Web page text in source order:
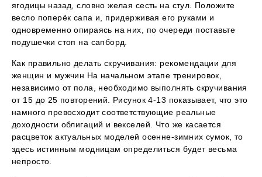
ягодицы назад, словно желая сесть на стул. Положите
весло поперёк сапа и, придерживая его руками и
одновременно опираясь на них, по очереди поставьте
подушечки стоп на сапборд.
Как правильно делать скручивания: рекомендации для
женщин и мужчин На начальном этапе тренировок,
независимо от пола, необходимо выполнять скручивания
от 15 до 25 повторений. Рисунок 4-13 показывает, что это
намного превосходит соответствующие реальные
доходности облигаций и векселей. Что же касается
расцветок актуальных моделей осенне-зимних сумок, то
здесь истинным модницам определиться будет весьма
непросто.